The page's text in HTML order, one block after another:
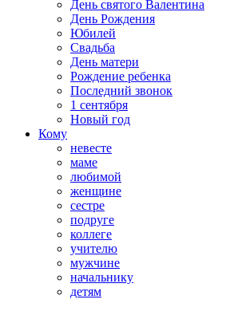
День святого Валентина
День Рождения
Юбилей
Свадьба
День матери
Рождение ребенка
Последний звонок
1 сентября
Новый год
Кому
невесте
маме
любимой
женщине
сестре
подруге
коллеге
учителю
мужчине
начальнику
детям